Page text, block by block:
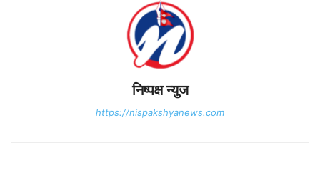
निष्पक्ष न्युज
https://nispakshyanews.com